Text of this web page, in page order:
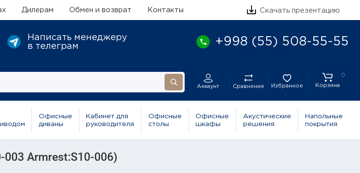
Дилерам Обмен и возврат Контакты Скачать презентацию
Написать менеджеру
в телеграм
+998 (55) 508-55-55
Аккаунт Сравнение Избранное
0
Корзина
Офисные
диваны
Кабинет для
руководителя
Офисные
столы
Офисные
шкафы
Акустические
решения
Напольные
покрытия
Armrest:S10-006)